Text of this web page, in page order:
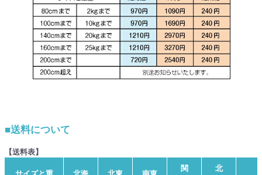
■送料について
【送料表】
関
北